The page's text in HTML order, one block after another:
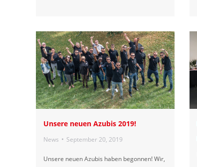
Unsere neuen Azubis 2019!
News September 20, 2019
Unsere neuen Azubis haben begonnen! Wir,